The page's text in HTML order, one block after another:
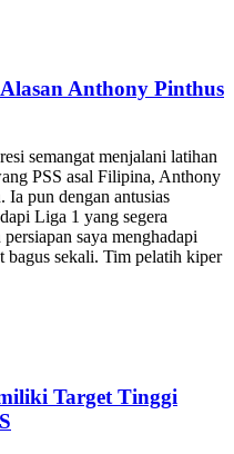
Anthony Pinthus
semangat menjalani latihan
PSS asal Filipina, Anthony
Ia pun dengan antusias
Liga 1 yang segera
saya menghadapi
bagus sekali. Tim pelatih kiper
Target Tinggi